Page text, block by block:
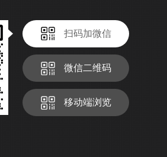
扫码加微信
微信二维码
移动端浏览